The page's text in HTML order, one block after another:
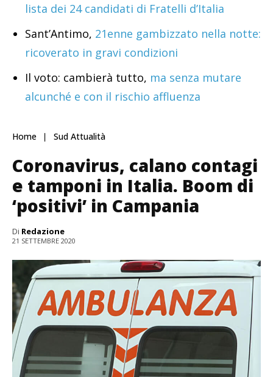
lista dei 24 candidati di Fratelli d’Italia
Sant’Antimo, 21enne gambizzato nella notte:
ricoverato in gravi condizioni
Il voto: cambierà tutto, ma senza mutare
alcunché e con il rischio affluenza
Home Sud Attualità
Coronavirus, calano contagi
e tamponi in Italia. Boom di
‘positivi’ in Campania
Di Redazione
21 SETTEMBRE 2020